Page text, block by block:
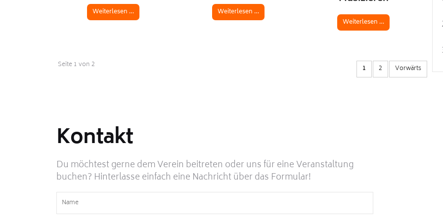
Weiterlesen … Weiterlesen …
Weiterlesen …
Seite 1 von 2 1 2 Vorwärts
Kontakt
Du möchtest gerne dem Verein beitreten oder uns für eine Veranstaltung
buchen? Hinterlasse einfach eine Nachricht über das Formular!